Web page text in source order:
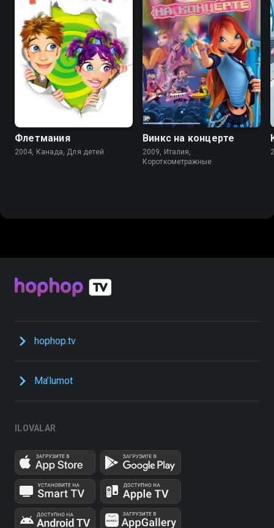
Флетмания
2004, Канада, Для детей
4.6
Винкс на концерте
2009, Италия,
Короткометражные
hophop.tv
Ma’lumot
ILOVALAR